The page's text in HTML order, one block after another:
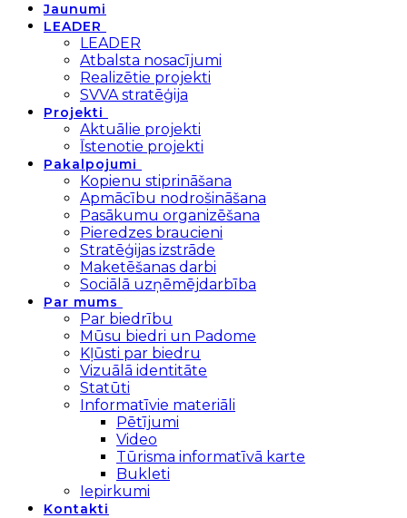
Jaunumi
LEADER
LEADER
Atbalsta nosacījumi
Realizētie projekti
SVVA stratēģija
Projekti
Aktuālie projekti
Īstenotie projekti
Pakalpojumi
Kopienu stiprināšana
Apmācību nodrošināšana
Pasākumu organizēšana
Pieredzes braucieni
Stratēģijas izstrāde
Maketēšanas darbi
Sociālā uzņēmējdarbība
Par mums
Par biedrību
Mūsu biedri un Padome
Kļūsti par biedru
Vizuālā identitāte
Statūti
Informatīvie materiāli
Pētījumi
Video
Tūrisma informatīvā karte
Bukleti
Iepirkumi
Kontakti